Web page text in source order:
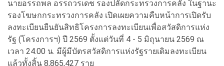
นายอรรถพล อรรถวรเดช รองปลัดกระทรวงการคลัง ในฐานะ
รองโฆษกกระทรวงการคลัง เปิดเผยความคืบหน้าการเปิดรับ
ลงทะเบียนยืนยันสิทธิโครงการลงทะเบียนเพื่อสวัสดิการแห่ง
รัฐ (โครงการฯ) ปี 2569 ตั้งแต่วันที่ 4 - 5 มิถุนายน 2569 ณ
เวลา 24.00 น. มีผู้มีบัตรสวัสดิการแห่งรัฐรายเดิมลงทะเบียน
แล้วทั้งสิ้น 8,865,427 ราย